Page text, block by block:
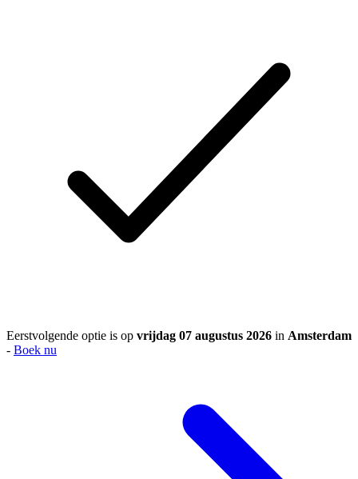
Eerstvolgende optie is op vrijdag 07 augustus 2026 in Amsterdam
- Boek nu